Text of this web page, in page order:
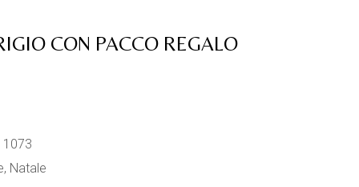
CON PACCO REGALO
1073
, Natale